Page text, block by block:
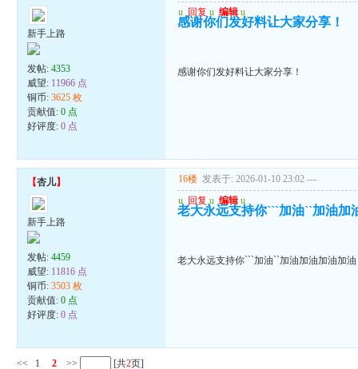
新手上路
发帖:4353
威望: 11966 点
铜币:3625 枚
贡献值:0 点
好评度:0 点
u 回复 u 编辑 u
感谢你们发好料让大家分享！
感谢你们发好料让大家分享！
【杏儿】
新手上路
发帖:4459
威望: 11816 点
铜币:3503 枚
贡献值:0 点
好评度:0 点
16楼 发表于: 2026-01-10 23:02 ---
u 回复 u 编辑 u
老大永远支持你```加油``加油加
老大永远支持你```加油``加油加油加油加油
<< 1 2 >> [共2页]